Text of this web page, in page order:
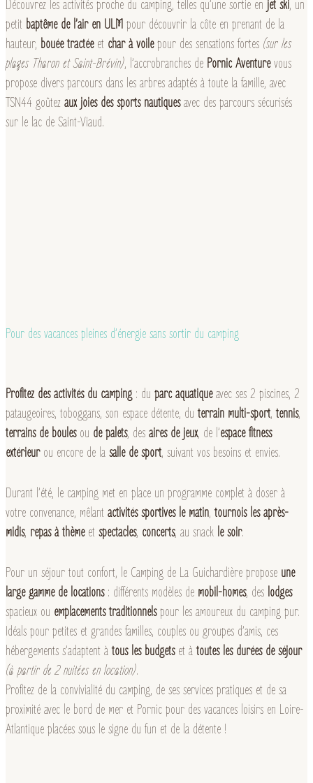
Découvrez les activités proche du camping, telles qu’une sortie en jet ski, un
petit baptême de l’air en ULM pour découvrir la côte en prenant de la
hauteur, bouée tractéeet char à voilepour des sensations fortes (sur les
plages Tharon et Saint-Brévin), l’accrobranches de Pornic Aventurevous
propose divers parcours dans les arbres adaptés à toute la famille, avec
TSN44 goûtez aux joies des sports nautiquesavec des parcours sécurisés
sur le lac de Saint-Viaud.
Pour des vacances pleines d’énergie sans sortir du camping
Profitez des activités du camping: du parc aquatiqueavec ses 2 piscines, 2
pataugeoires, toboggans, son espace détente, duterrain multi-sport,tennis,
terrains de boulesou de palets, des aires de jeux, de l’espace fitness
extérieurou encore de la salle de sport, suivant vos besoins et envies.
Durant l’été, le camping met en place un programme complet à doser à
votre convenance, mêlant activités sportives le matin,tournois les après-
midis, repas à thème et spectacles, concerts, au snack le soir.
Pour un séjour tout confort, le Camping de La Guichardière propose une
large gamme de locations : différents modèles de mobil-homes, des lodges
spacieux ou emplacements traditionnelspour les amoureux du camping pur.
Idéals pour petites et grandes familles, couples ou groupes d’amis, ces
hébergements s’adaptent àtous les budgetset àtoutes les durées de séjour
(à partir de 2 nuitées en location).
Profitez de la convivialité du camping, de ses services pratiques et de sa
proximité avec le bord de mer et Pornic pour des vacances loisirs en Loire-
Atlantique placées sous le signe du fun et de la détente !